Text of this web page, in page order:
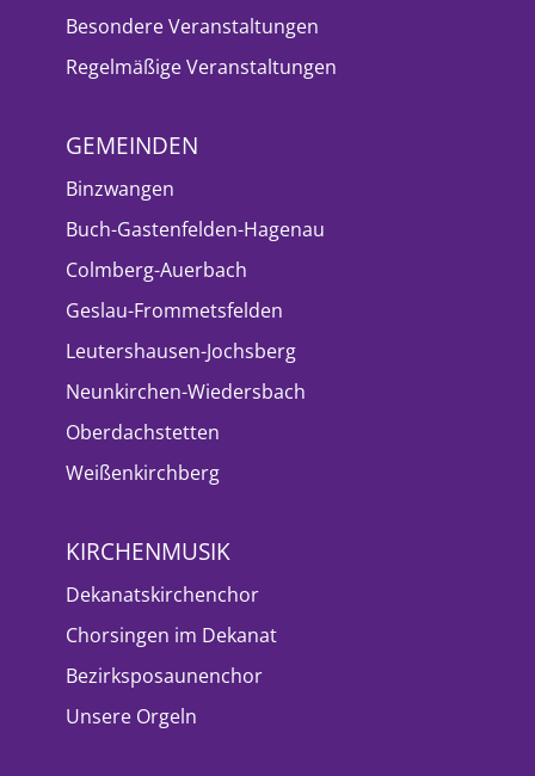
Besondere Veranstaltungen
Regelmäßige Veranstaltungen
GEMEINDEN
Binzwangen
Buch-Gastenfelden-Hagenau
Colmberg-Auerbach
Geslau-Frommetsfelden
Leutershausen-Jochsberg
Neunkirchen-Wiedersbach
Oberdachstetten
Weißenkirchberg
KIRCHENMUSIK
Dekanatskirchenchor
Chorsingen im Dekanat
Bezirksposaunenchor
Unsere Orgeln